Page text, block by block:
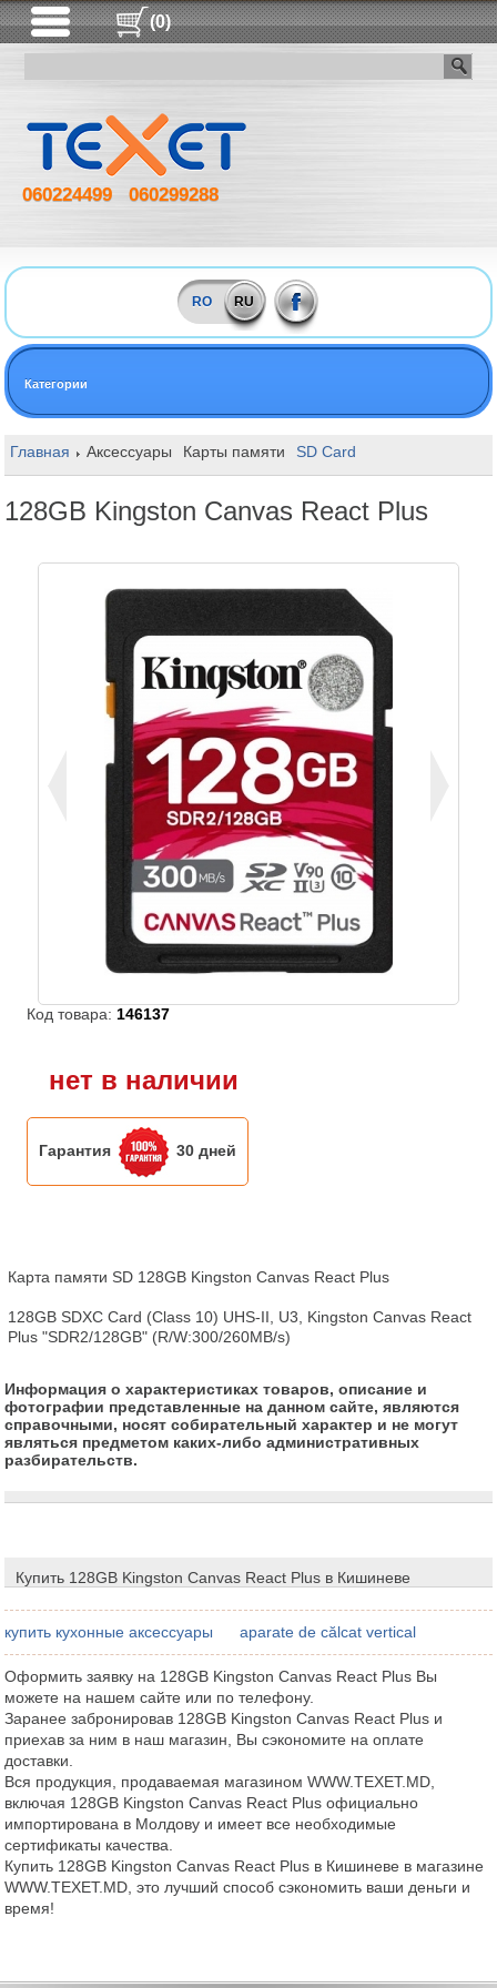
(0)
060224499 060299288
RO RU
Категории
Главная Аксессуары Карты памяти SD Card
128GB Kingston Canvas React Plus
Код товара: 146137
нет в наличии
Гарантия 30 дней
Карта памяти SD 128GB Kingston Canvas React Plus
128GB SDXC Card (Class 10) UHS-II, U3, Kingston Canvas React
Plus "SDR2/128GB" (R/W:300/260MB/s)
Информация о характеристиках товаров, описание и
фотографии представленные на данном сайте, являются
справочными, носят собирательный характер и не могут
являться предметом каких-либо административных
разбирательств.
Купить 128GB Kingston Canvas React Plus в Кишиневе
купить кухонные аксессуары aparate de călcat vertical
Оформить заявку на 128GB Kingston Canvas React Plus Вы
можете на нашем сайте или по телефону.
Заранее забронировав 128GB Kingston Canvas React Plus и
приехав за ним в наш магазин, Вы сэкономите на оплате
доставки.
Вся продукция, продаваемая магазином WWW.TEXET.MD,
включая 128GB Kingston Canvas React Plus официально
импортирована в Молдову и имеет все необходимые
сертификаты качества.
Купить 128GB Kingston Canvas React Plus в Кишиневе в магазине
WWW.TEXET.MD, это лучший способ сэкономить ваши деньги и
время!